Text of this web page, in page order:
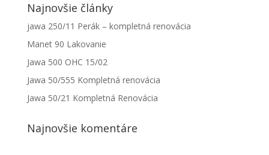
Najnovšie články
jawa 250/11 Perák – kompletná renovácia
Manet 90 Lakovanie
Jawa 500 OHC 15/02
Jawa 50/555 Kompletná renovácia
Jawa 50/21 Kompletná Renovácia
Najnovšie komentáre
Tieto súbory